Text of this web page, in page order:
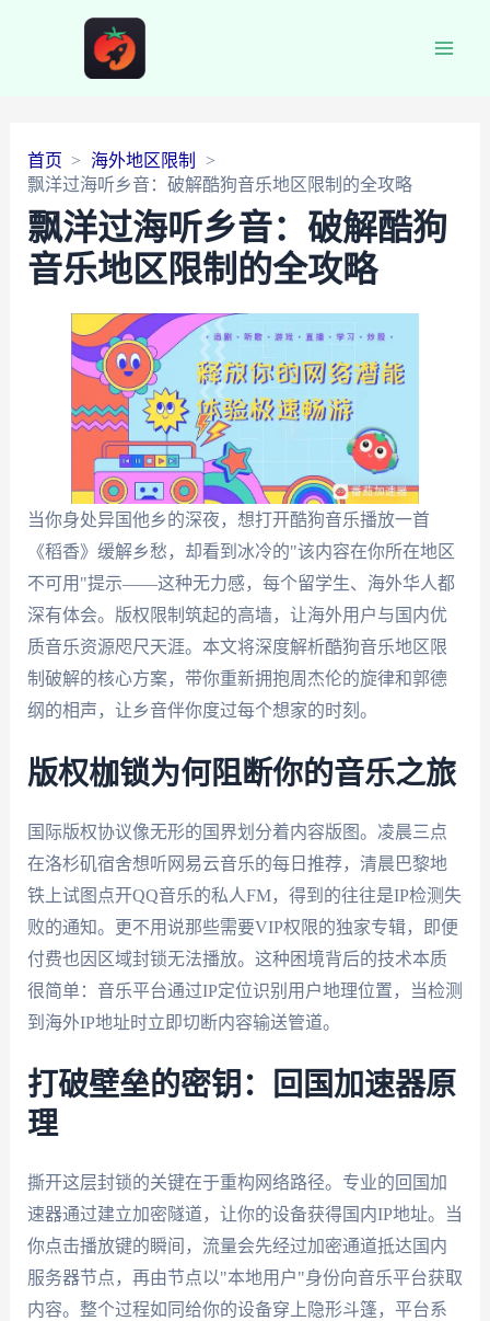
首页
海外地区限制
飘洋过海听乡音：破解酷狗音乐地区限制的全攻略
飘洋过海听乡音：破解酷狗
音乐地区限制的全攻略
当你身处异国他乡的深夜，想打开酷狗音乐播放一首
《稻香》缓解乡愁，却看到冰冷的"该内容在你所在地区
不可用"提示——这种无力感，每个留学生、海外华人都
深有体会。版权限制筑起的高墙，让海外用户与国内优
质音乐资源咫尺天涯。本文将深度解析酷狗音乐地区限
制破解的核心方案，带你重新拥抱周杰伦的旋律和郭德
纲的相声，让乡音伴你度过每个想家的时刻。
版权枷锁为何阻断你的音乐之旅
国际版权协议像无形的国界划分着内容版图。凌晨三点
在洛杉矶宿舍想听网易云音乐的每日推荐，清晨巴黎地
铁上试图点开QQ音乐的私人FM，得到的往往是IP检测失
败的通知。更不用说那些需要VIP权限的独家专辑，即便
付费也因区域封锁无法播放。这种困境背后的技术本质
很简单：音乐平台通过IP定位识别用户地理位置，当检测
到海外IP地址时立即切断内容输送管道。
打破壁垒的密钥：回国加速器原
理
撕开这层封锁的关键在于重构网络路径。专业的回国加
速器通过建立加密隧道，让你的设备获得国内IP地址。当
你点击播放键的瞬间，流量会先经过加密通道抵达国内
服务器节点，再由节点以"本地用户"身份向音乐平台获取
内容。整个过程如同给你的设备穿上隐形斗篷，平台系